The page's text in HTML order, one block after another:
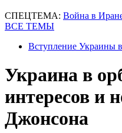
СПЕЦТЕМА: Война в
ВСЕ ТЕМЫ
Вступление Украины
Украина в
интересов и
Джонсона